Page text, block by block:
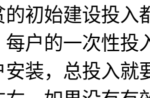
的初始建设投入
每户的一次性投
安装，总投入就